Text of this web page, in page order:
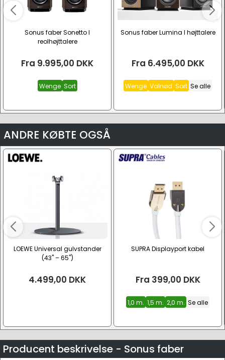
Sonus faber Sonetto I
reolhøjttalere
Fra 9.995,00 DKK
Wenge Sort
Sonus faber Lumina I højttalere
Fra 6.495,00 DKK
Wenge Valnød Sort Se alle
ANDRE KØBTE OGSÅ
LOEWE Universal gulvstander
(43" – 65")
4.499,00 DKK
SUPRA Displayport kabel
Fra 399,00 DKK
1,0 m. 1,5 m. 2,0 m. Se alle
Producent beskrivelse - Sonus faber